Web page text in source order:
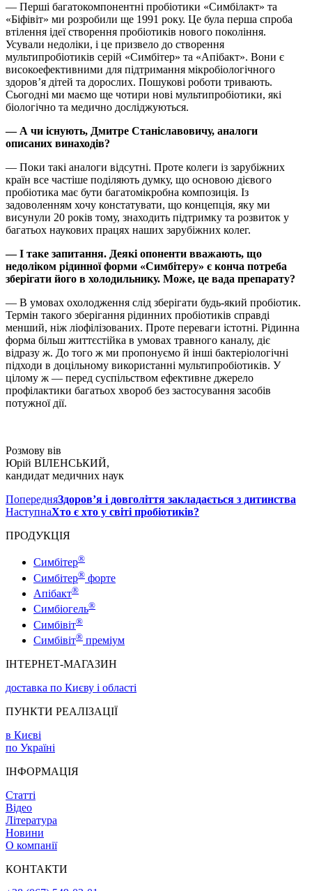
— Перші багатокомпонентні пробіотики «Симбілакт» та
«Біфівіт» ми розробили ще 1991 року. Це була перша спроба
втілення ідеї створення пробіотиків нового покоління.
Усували недоліки, і це призвело до створення
мультипробіотиків серій «Симбітер» та «Апібакт». Вони є
високоефективними для підтримання мікробіологічного
здоров’я дітей та дорослих. Пошукові роботи тривають.
Сьогодні ми маємо ще чотири нові мультипробіотики, які
біологічно та медично досліджуються.
— А чи існують, Дмитре Станіславовичу, аналоги
описаних винаходів?
— Поки такі аналоги відсутні. Проте колеги із зарубіжних
країн все частіше поділяють думку, що основою дієвого
пробіотика має бути багатомікробна композиція. Із
задоволенням хочу констатувати, що концепція, яку ми
висунули 20 років тому, знаходить підтримку та розвиток у
багатьох наукових працях наших зарубіжних колег.
— І таке запитання. Деякі опоненти вважають, що
недоліком рідинної форми «Симбітеру» є конча потреба
зберігати його в холодильнику. Може, це вада препарату?
— В умовах охолодження слід зберігати будь-який пробіотик.
Термін такого зберігання рідинних пробіотиків справді
менший, ніж ліофілізованих. Проте переваги істотні. Рідинна
форма більш життєстійка в умовах травного каналу, діє
відразу ж. До того ж ми пропонуємо й інші бактеріологічні
підходи в доцільному використанні мультипробіотиків. У
цілому ж — перед суспільством ефективне джерело
профілактики багатьох хвороб без застосування засобів
потужної дії.
Розмову вів
Юрій ВІЛЕНСЬКИЙ,
кандидат медичних наук
ПопередняЗдоров’я і довголіття закладається з дитинства
НаступнаХто є хто у світі пробіотиків?
ПРОДУКЦІЯ
Симбітер®
Симбітер® форте
Апібакт®
Симбіогель®
Симбівіт®
Симбівіт® преміум
ІНТЕРНЕТ-МАГАЗИН
доставка по Києву і області
ПУНКТИ РЕАЛІЗАЦІЇ
в Києві
по Україні
ІНФОРМАЦІЯ
Статті
Відео
Література
Новини
О компанії
КОНТАКТИ